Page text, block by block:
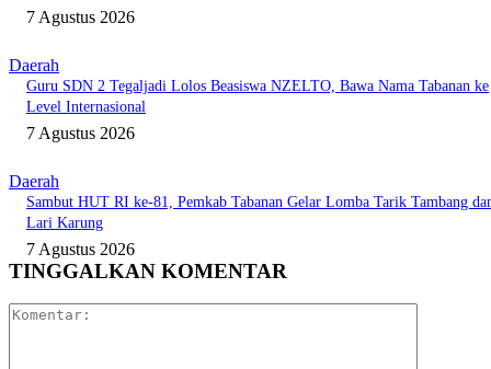
7 Agustus 2026
Daerah
Guru SDN 2 Tegaljadi Lolos Beasiswa NZELTO, Bawa Nama Tabanan ke
Level Internasional
7 Agustus 2026
Daerah
Sambut HUT RI ke-81, Pemkab Tabanan Gelar Lomba Tarik Tambang
Lari Karung
7 Agustus 2026
TINGGALKAN KOMENTAR